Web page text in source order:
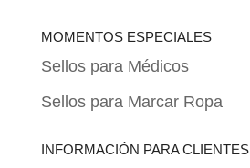
MOMENTOS ESPECIALES
Sellos para Médicos
Sellos para Marcar Ropa
INFORMACIÓN PARA CLIENTES